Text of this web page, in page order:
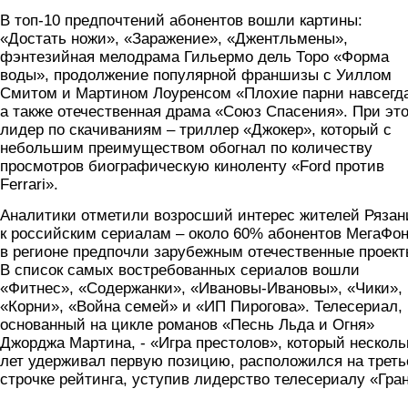
В топ-10 предпочтений абонентов вошли картины:
«Достать ножи», «Заражение», «Джентльмены»,
фэнтезийная мелодрама Гильермо дель Торо «Форма
воды», продолжение популярной франшизы с Уиллом
Смитом и Мартином Лоуренсом «Плохие парни
а также отечественная драма «Союз Спасения». При
лидер по скачиваниям – триллер «Джокер», который с
небольшим преимуществом обогнал по количеству
просмотров биографическую киноленту «Ford против
Ferrari».
Аналитики отметили возросший интерес жителей
к российским сериалам – около 60% абонентов
в регионе предпочли зарубежным отечественные
В список самых востребованных сериалов вошли
«Фитнес», «Содержанки», «Ивановы-Ивановы», «Чики»,
«Корни», «Война семей» и «ИП Пирогова». Телесериал,
основанный на цикле романов «Песнь Льда и Огня»
Джорджа Мартина, - «Игра престолов», который
лет удерживал первую позицию, расположился на
строчке рейтинга, уступив лидерство телесериалу